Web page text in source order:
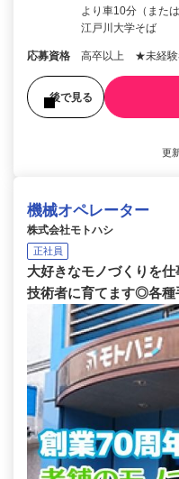
より車10分（また
江戸川大学そば
応募資格 高卒以上 ★未経験
後で見る
更
機械オペレーター
株式会社モトハシ
正社員
大好きなモノづくりを
技術者に育てます◎各種